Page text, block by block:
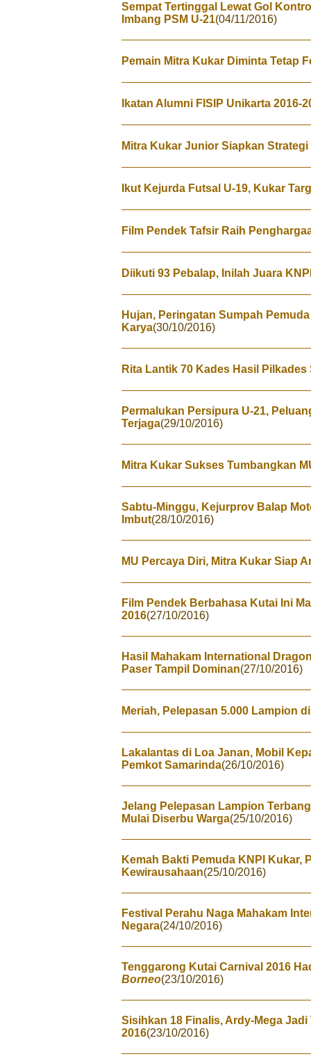
Sempat Tertinggal Lewat Gol
Imbang PSM U-21(04/11/2016)
Pemain Mitra Kukar Diminta Tetap
Ikatan Alumni FISIP Unikarta 2016-
Mitra Kukar Junior Siapkan Strategi
Ikut Kejurda Futsal U-19, Kukar
Film Pendek Tafsir Raih
Diikuti 93 Pebalap, Inilah Juara
Hujan, Peringatan Sumpah
Karya(30/10/2016)
Rita Lantik 70 Kades Hasil Pilkades
Permalukan Persipura U-21,
Terjaga(29/10/2016)
Mitra Kukar Sukses Tumbangkan
Sabtu-Minggu, Kejurprov Balap
Imbut(28/10/2016)
MU Percaya Diri, Mitra Kukar Siap
Film Pendek Berbahasa Kutai Ini
2016(27/10/2016)
Hasil Mahakam International
Paser Tampil Dominan(27/10/2016)
Meriah, Pelepasan 5.000 Lampion
Lakalantas di Loa Janan, Mobil
Pemkot Samarinda(26/10/2016)
Jelang Pelepasan Lampion
Mulai Diserbu Warga(25/10/2016)
Kemah Bakti Pemuda KNPI Kukar,
Kewirausahaan(25/10/2016)
Festival Perahu Naga Mahakam
Negara(24/10/2016)
Tenggarong Kutai Carnival 2016
Borneo(23/10/2016)
Sisihkan 18 Finalis, Ardy-Mega
2016(23/10/2016)